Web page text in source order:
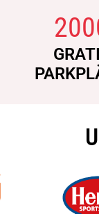
UNSERE CYTA
Kontakt &
Anreise &
Cyta Flohmarkt